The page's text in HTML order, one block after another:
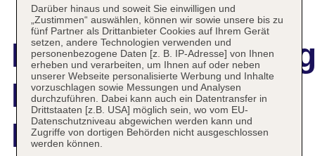
Four Seasons
Hotel San
Darüber hinaus und soweit Sie einwilligen und
„Zustimmen“ auswählen, können wir sowie unsere bis zu
fünf Partner als Drittanbieter Cookies auf Ihrem Gerät
setzen, andere Technologien verwenden und
personenbezogene Daten [z. B. IP-Adresse] von Ihnen
erheben und verarbeiten, um Ihnen auf oder neben
unserer Webseite personalisierte Werbung und Inhalte
vorzuschlagen sowie Messungen und Analysen
durchzuführen. Dabei kann auch ein Datentransfer in
Drittstaaten [z.B. USA] möglich sein, wo vom EU-
Datenschutzniveau abgewichen werden kann und
Zugriffe von dortigen Behörden nicht ausgeschlossen
werden können.